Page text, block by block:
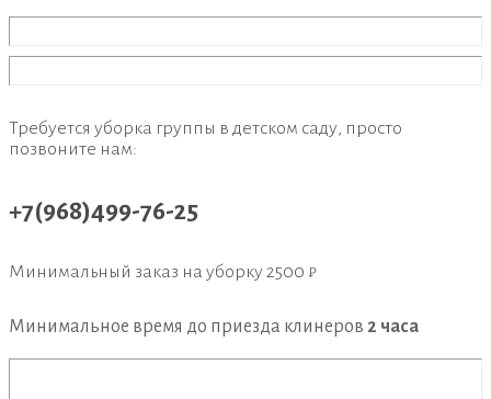
Требуется уборка группы в детском саду, просто
позвоните нам:
+7(968)499-76-25
Минимальный заказ на уборку 2500 ₽
Минимальное время до приезда клинеров 2 часа